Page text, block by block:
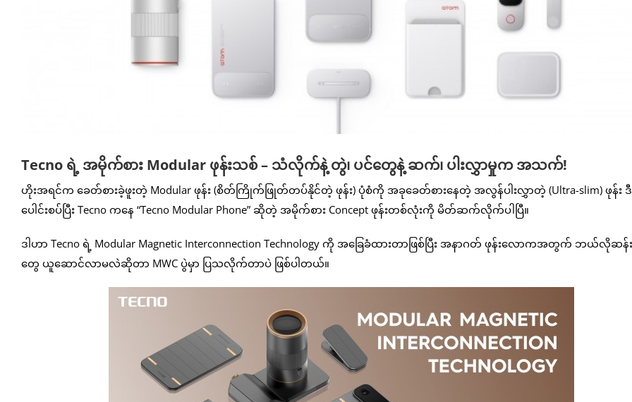
Tecno ရဲ့ အမိုက်စား Modular ဖုန်းသစ် – သံလိုက်နဲ့ တွဲ၊ ပင်တွေနဲ့ ဆက်၊ ပါးလွှာမှုက အသက်!
ဟိုးအရင်က ခေတ်စားခဲ့ဖူးတဲ့ Modular ဖုန်း (စိတ်ကြိုက်ဖြုတ်တပ်နိုင်တဲ့ ဖုန်း) ပုံစံကို အခုခေတ်စားနေတဲ့ အလွန်ပါးလွှာတဲ့ (Ultra-slim) ဖုန်း ဒီ
ပေါင်းစပ်ပြီး Tecno ကနေ “Tecno Modular Phone” ဆိုတဲ့ အမိုက်စား Concept ဖုန်းတစ်လုံးကို မိတ်ဆက်လိုက်ပါပြီ။
ဒါဟာ Tecno ရဲ့ Modular Magnetic Interconnection Technology ကို အခြေခံထားတာဖြစ်ပြီး အနာဂတ် ဖုန်းလောကအတွက် ဘယ်လိုဆ
တွေ ယူဆောင်လာမလဲဆိုတာ MWC ပွဲမှာ ပြသလိုက်တာပဲ ဖြစ်ပါတယ်။